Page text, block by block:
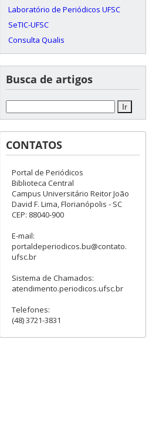
Laboratório de Periódicos UFSC
SeTIC-UFSC
Consulta Qualis
Busca de artigos
CONTATOS
Portal de Periódicos
Biblioteca Central
Campus Universitário Reitor João
David F. Lima, Florianópolis - SC
CEP: 88040-900
E-mail:
portaldeperiodicos.bu@contato.
ufsc.br
Sistema de Chamados:
atendimento.periodicos.ufsc.br
Telefones:
(48) 3721-3831